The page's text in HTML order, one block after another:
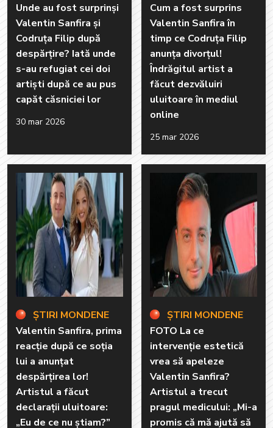
Unde au fost surprinși
Valentin Sanfira și
Codruța Filip după
despărțire? Iată unde
s-au refugiat cei doi
artiști după ce au pus
capăt căsniciei lor
30 mar 2026
Cum a fost surprins
Valentin Sanfira în
timp ce Codruța Filip
anunța divorțul!
Îndrăgitul artist a
făcut dezvăluiri
uluitoare în mediul
online
25 mar 2026
ȘTIRI MONDENE
Valentin Sanfira, prima
reacție după ce soția
lui a anunțat
despărțirea lor!
Artistul a făcut
declarații uluitoare:
„Eu de ce nu știam?”
ȘTIRI MONDENE
FOTO La ce
intervenție estetică
vrea să apeleze
Valentin Sanfira?
Artistul a trecut
pragul medicului: „Mi-a
promis că mă ajută să